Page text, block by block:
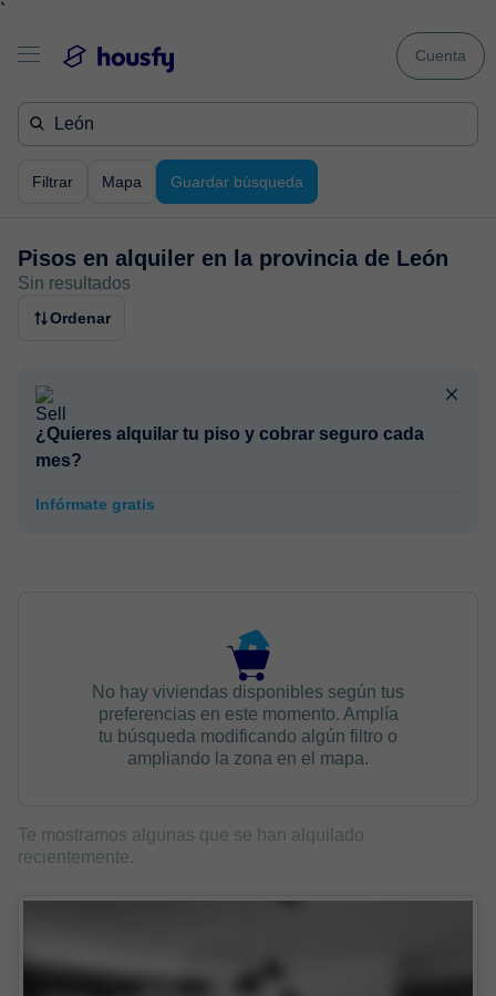
`
Cuenta
Filtrar Mapa Guardar búsqueda
Pisos en alquiler en la provincia de León
Sin resultados
Ordenar
¿Quieres alquilar tu piso y cobrar seguro cada
mes?
Infórmate gratis
No hay viviendas disponibles según tus
preferencias en este momento. Amplía
tu búsqueda modificando algún filtro o
ampliando la zona en el mapa.
Te mostramos algunas que se han alquilado
recientemente.